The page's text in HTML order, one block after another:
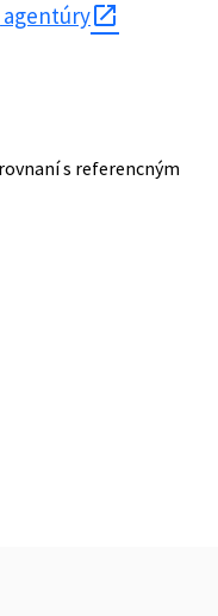
agentúry
s referencným